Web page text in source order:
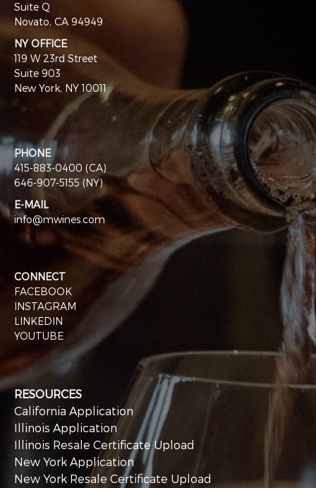
Suite Q
Novato, CA 94949
NY OFFICE
119 W 23rd Street
Suite 903
New York, NY 10011
PHONE
415-883-0400 (CA)
646-907-5155 (NY)
E-MAIL
info@mwines.com
CONNECT
FACEBOOK
INSTAGRAM
LINKEDIN
YOUTUBE
RESOURCES
California Application
Illinois Application
Illinois Resale Certificate Upload
New York Application
New York Resale Certificate Upload